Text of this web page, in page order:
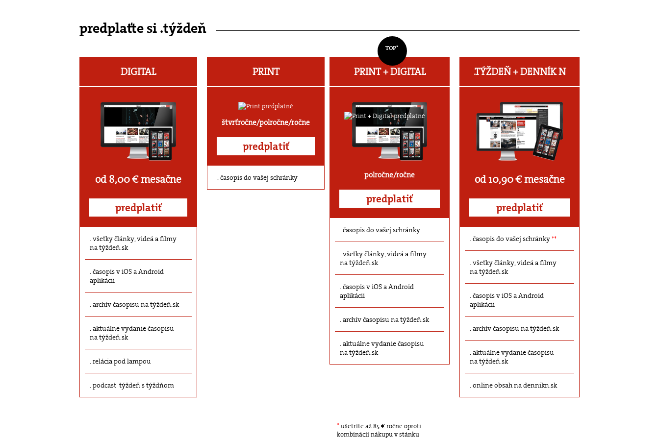
predplaťte si .týždeň
DIGITAL
od 8,00 € mesačne
predplatiť
všetky články, videá a filmy
na týždeň.sk
časopis v iOS a Android
aplikácii
archív časopisu na týždeň.sk
aktuálne vydanie časopisu
na týždeň.sk
relácia pod lampou
podcast týždeň s týždňom
PRINT
štvrťročne/polročne/ročne
predplatiť
časopis do vašej schránky
TOP*
PRINT + DIGITAL
polročne/ročne
predplatiť
časopis do vašej schránky
všetky články, videá a filmy
na týždeň.sk
časopis v iOS a Android
aplikácii
archív časopisu na týždeň.sk
aktuálne vydanie časopisu
na týždeň.sk
.TÝŽDEŇ +DENNÍK N
od 10,90 € mesačne
predplatiť
časopis do vašej schránky**
všetky články, videá a filmy
na týždeň.sk
časopis v iOS a Android
aplikácii
archív časopisu na týždeň.sk
aktuálne vydanie časopisu
na týždeň.sk
online obsah na dennikn.sk
* ušetríte až 85 € ročne oproti
kombinácii nákupu v stánku